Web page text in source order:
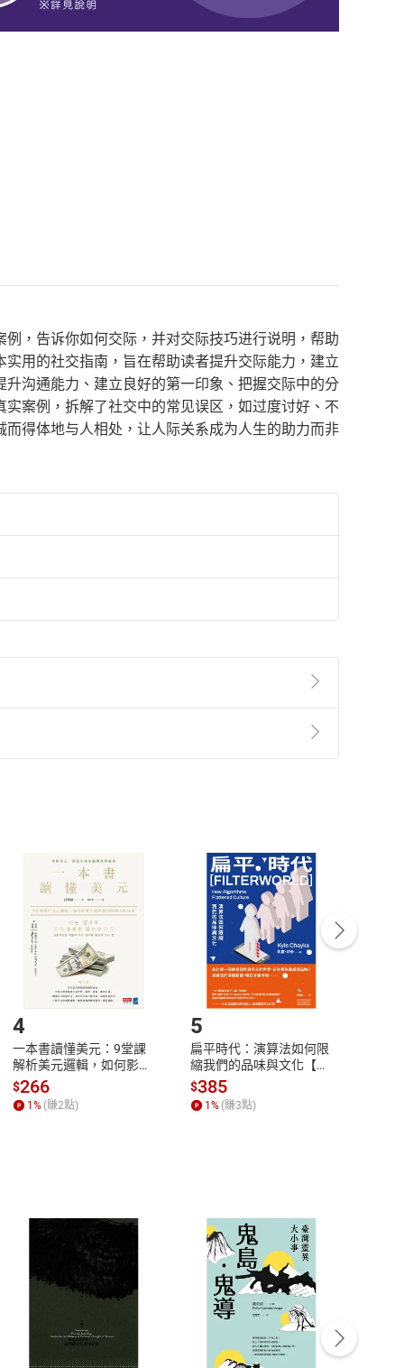
，告诉你如何交际，并对交际技巧进行说明，帮助
用的社交指南，旨在帮助读者提升交际能力，建立
沟通能力、建立良好的第一印象、把握交际中的分
案例，拆解了社交中的常见误区，如过度讨好、不
得体地与人相处，让人际关系成为人生的助力而非
第2條第5款之規定，「非以有形媒介提供之數位
點選「瀏覽訂單明細」 「申請取消訂單/退
貨。
付款方式
Payment
完成訂單
Complete
號，下載書籍後看書
服務時間：週一到週五 10:00-12:00、
4
一本書讀懂美元：9堂課
解析美元邏輯，如何影響
全球經濟和每個人的投資
【電子書】
$266
1% (賺2點)
5
扁平時代：演算法如何限
縮我們的品味與文化【電
子書】
$385
1% (賺3點)